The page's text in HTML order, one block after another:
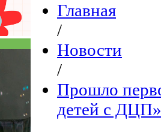
Главная
/
Новости
/
Прошло
детей с ДЦП»